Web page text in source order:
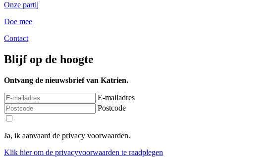
Onze partij
Doe mee
Contact
Blijf op de hoogte
Ontvang de nieuwsbrief van Katrien.
E-mailadres
Postcode
Ja, ik aanvaard de privacy voorwaarden.
Klik hierom de privacyvoorwaarden te raadplegen